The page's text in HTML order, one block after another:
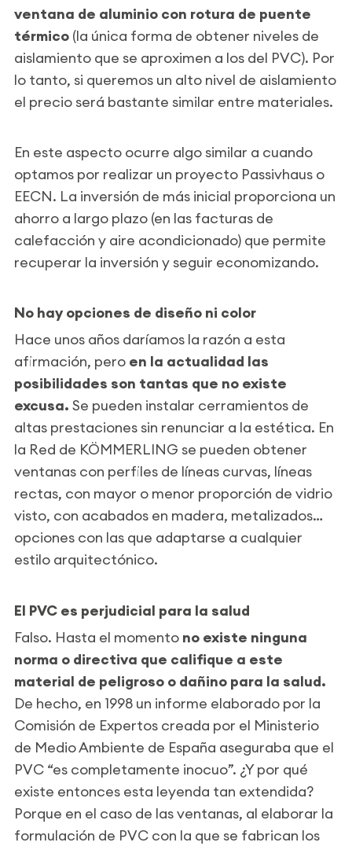
ventana de aluminio con rotura de puente
térmico(la única forma de obtener niveles de
aislamiento que se aproximen a los del PVC). Por
lo tanto, si queremos un alto nivel de aislamiento
el precio será bastante similar entre materiales.
En este aspecto ocurre algo similar a cuando
optamos por realizar un proyecto Passivhaus o
EECN. La inversión de más inicial proporciona un
ahorro a largo plazo (en las facturas de
calefacción y aire acondicionado) que permite
recuperar la inversión y seguir economizando.
No hay opciones de diseño ni color
Hace unos años daríamos la razón a esta
afirmación, pero en la actualidad las
posibilidades son tantas que no existe
excusa. Se pueden instalar cerramientos de
altas prestaciones sin renunciar a la estética. En
la Red de KÖMMERLING se pueden obtener
ventanas con perfiles de líneas curvas, líneas
rectas, con mayor o menor proporción de vidrio
visto, con acabados en madera, metalizados…
opciones con las que adaptarse a cualquier
estilo arquitectónico.
El PVC es perjudicial para la salud
Falso. Hasta el momento no existe ninguna
norma o directiva que califique a este
material de peligroso o dañino para la salud.
De hecho, en 1998 un informe elaborado por la
Comisión de Expertos creada por el Ministerio
de Medio Ambiente de España aseguraba que el
PVC “es completamente inocuo”. ¿Y por qué
existe entonces esta leyenda tan extendida?
Porque en el caso de las ventanas, al elaborar la
formulación de PVC con la que se fabrican los